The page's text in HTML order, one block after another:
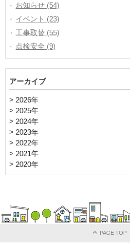
お知らせ (54)
イベント (23)
工事取替 (55)
点検安全 (9)
アーカイブ
> 2026年
> 2025年
> 2024年
> 2023年
> 2022年
> 2021年
> 2020年
PAGE TOP